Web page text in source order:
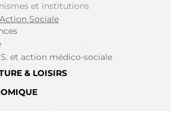
et institutions
Sociale
et action médico-sociale
& LOISIRS